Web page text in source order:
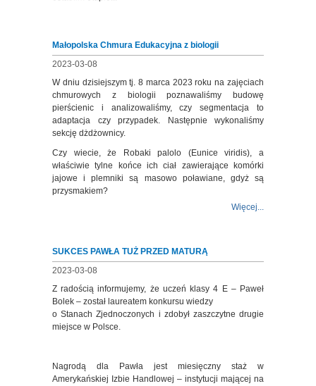
Małopolska Chmura Edukacyjna z biologii
2023-03-08
W dniu dzisiejszym tj. 8 marca 2023 roku na zajęciach
chmurowych z biologii poznawaliśmy budowę
pierścienic i analizowaliśmy, czy segmentacja to
adaptacja czy przypadek. Następnie wykonaliśmy
sekcję dżdżownicy.
Czy wiecie, że Robaki palolo (Eunice viridis), a
właściwie tylne końce ich ciał zawierające komórki
jajowe i plemniki są masowo poławiane, gdyż są
przysmakiem?
Więcej...
SUKCES PAWŁA TUŻ PRZED MATURĄ
2023-03-08
Z radością informujemy, że uczeń klasy 4 E – Paweł
Bolek – został laureatem konkursu wiedzy
o Stanach Zjednoczonych i zdobył zaszczytne drugie
miejsce w Polsce.
Nagrodą dla Pawła jest miesięczny staż w
Amerykańskiej Izbie Handlowej – instytucji mającej na